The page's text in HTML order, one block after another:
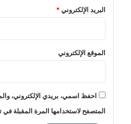
البريد الإلكتروني*
الموقع الإلكتروني
احفظ اسمي، بريدي الإلكتروني،
المتصفح لاستخدامها المرة المقبلة في